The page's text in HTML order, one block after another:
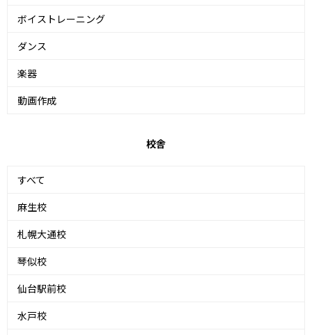
ボイストレーニング
ダンス
楽器
動画作成
校舎
すべて
麻生校
札幌大通校
琴似校
仙台駅前校
水戸校